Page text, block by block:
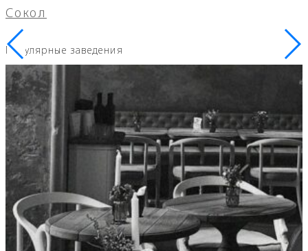
Сокол
Популярные заведения